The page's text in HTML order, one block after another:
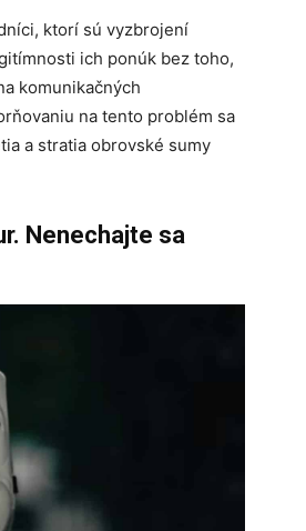
ktorí sú vyzbrojení
ich ponúk bez toho,
komunikačných
na tento problém sa
a stratia obrovské sumy
Nenechajte sa